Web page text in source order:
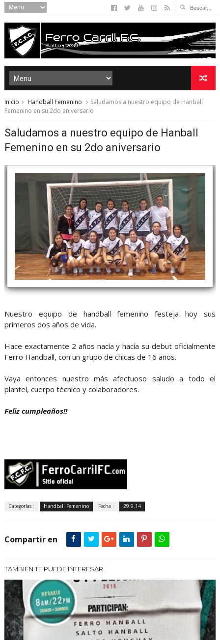
Inicio Handball Femenino
Saludamos a nuestro equipo de Hanball
Femenino en su 2do aniversario
Saludamos a nuestro equipo de Hanball
Femenino en su 2do aniversario
Nuestro equipo de handball femenino festeja hoy sus
primeros dos años de vida.
Hace exactamente 2 años nacía y hacía su debut oficialmente
Ferro Handball, con un grupo de chicas de 16 años.
Vaya entonces nuestro más afectuoso saludo a todo el
plantel, cuerpo técnico y colaboradores.
Feliz cumpleaños!!
Categorías : Handball Femenino Fecha : 29.9.14
Compartir en
TAMBIÉN TE PUEDE INTERESAR